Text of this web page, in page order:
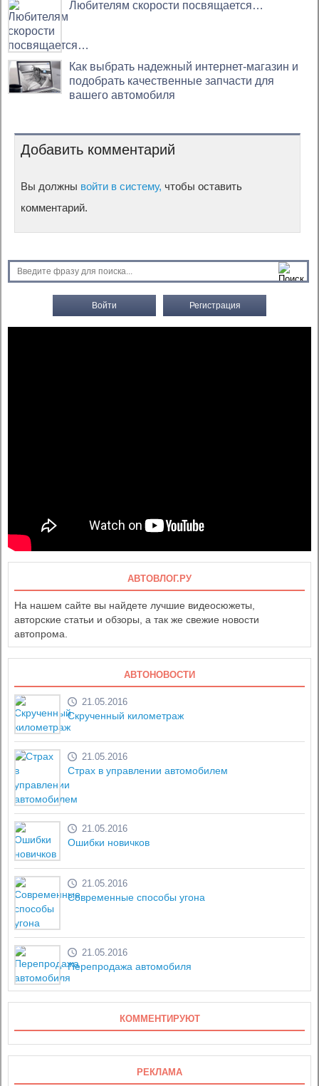
Любителям скорости посвящается…
Как выбрать надежный интернет-магазин и
подобрать качественные запчасти для
вашего автомобиля
Добавить комментарий
Вы должны войти в систему, чтобы оставить
комментарий.
Войти Регистрация
АВТОВЛОГ.РУ
На нашем сайте вы найдете лучшие видеосюжеты,
авторские статьи и обзоры, а так же свежие новости
автопрома.
АВТОНОВОСТИ
21.05.2016
Скрученный километраж
21.05.2016
Страх в управлении автомобилем
21.05.2016
Ошибки новичков
21.05.2016
Современные способы угона
21.05.2016
Перепродажа автомобиля
КОММЕНТИРУЮТ
РЕКЛАМА